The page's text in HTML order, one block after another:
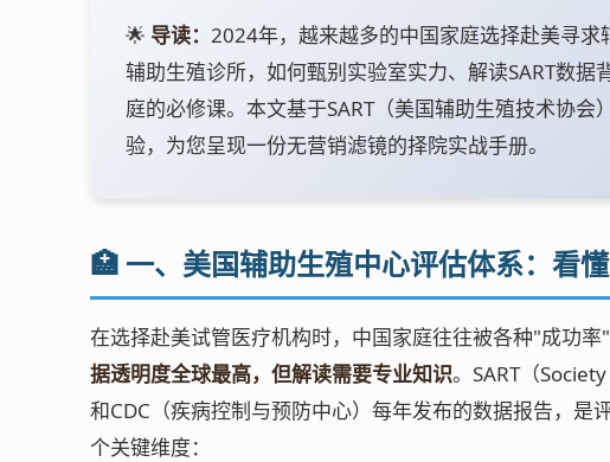
🌟 导读： 2024年，越来越多的中国家庭选择赴美寻
辅助生殖诊所，如何甄别实验室实力、解读SART数
庭的必修课。本文基于SART（美国辅助生殖技术协
验，为您呈现一份无营销滤镜的择院实战手册。
🏥 一、美国辅助生殖中心评估体系：看
在选择赴美试管医疗机构时，中国家庭往往被各种"成功率"
据透明度全球最高，但解读需要专业知识。SART（
和CDC（疾病控制与预防中心）每年发布的数据报告，是
个关键维度：